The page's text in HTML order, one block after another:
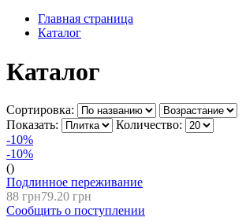
Главная страница
Каталог
Каталог
Сортировка:
Показать:
Количество:
-10%
-10%
()
Подлинное переживание
88 грн79.20 грн
Сообщить о поступлении